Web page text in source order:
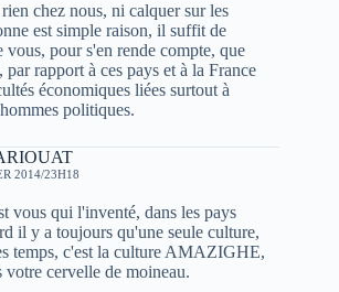
chez nous, ni calquer sur les
est simple raison, il suffit de
vous, pour s'en rende compte, que
par rapport à ces pays et à la France
économiques liées surtout à
politiques.
2014/23H18
vous qui l'inventé, dans les pays
il y a toujours qu'une seule culture,
temps, c'est la culture AMAZIGHE,
votre cervelle de moineau.